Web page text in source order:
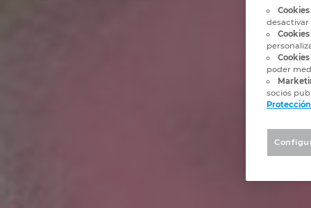
desactivar
poder
socios